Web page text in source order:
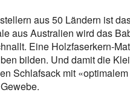
aus 50 Ländern ist
aus Australien wird das
Eine Holzfaserkern-
bilden. Und damit die
Schlafsack mit